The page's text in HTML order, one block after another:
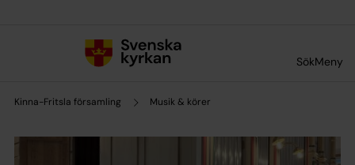
SökMeny
Kinna-Fritsla församling Musik & körer